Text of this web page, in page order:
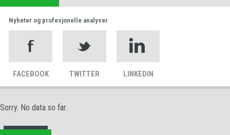
Nyheter og profesjonelle analyser
FACEBOOK TWITTER LINKEDIN
Sorry. No data so far.